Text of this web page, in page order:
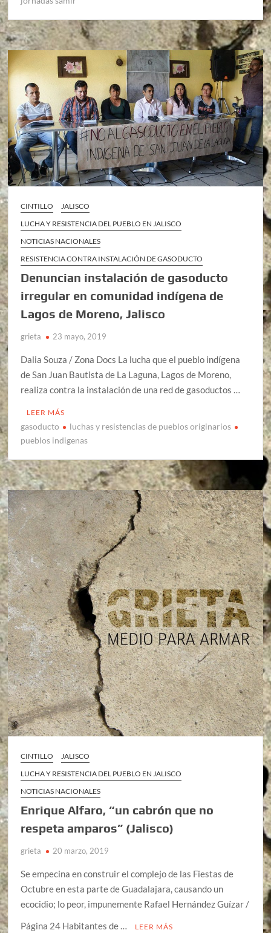
CINTILLO
JALISCO
LUCHA Y RESISTENCIA DEL PUEBLO EN JALISCO
NOTICIAS NACIONALES
RESISTENCIA CONTRA INSTALACIÓN DE GASODUCTO
Denuncian instalación de gasoducto
irregular en comunidad indígena de
Lagos de Moreno, Jalisco
grieta 23 mayo, 2019
Dalia Souza / Zona Docs La lucha que el pueblo indígena
de San Juan Bautista de La Laguna, Lagos de Moreno,
realiza contra la instalación de una red de gasoductos …
LEER MÁS
gasoducto
luchas y resistencias de pueblos originarios
pueblos indigenas
CINTILLO
JALISCO
LUCHA Y RESISTENCIA DEL PUEBLO EN JALISCO
NOTICIAS NACIONALES
Enrique Alfaro, “un cabrón que no
respeta amparos” (Jalisco)
grieta 20 marzo, 2019
Se empecina en construir el complejo de las Fiestas de
Octubre en esta parte de Guadalajara, causando un
ecocidio; lo peor, impunemente Rafael Hernández Guízar /
Página 24 Habitantes de …
LEER MÁS